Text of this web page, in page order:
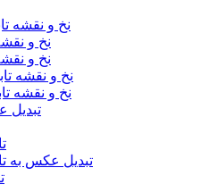
نخ و نقشه
نخ و
نخ و
نخ و نقشه
نخ و نقشه
تبدیل
تبدیل عکس به